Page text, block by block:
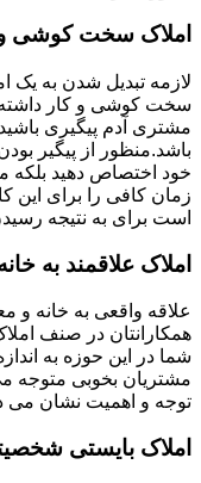
املاک سخت کوشی و
لازمه تبدیل شدن به یک
سخت کوشی و کار داشته
مشتری آدم پیگیری
باشد.منظور از پیگیر
خود اختصاص دهید بلکه
زمان کافی را برای این
است برای به نتیجه
املاک علاقمند به
علاقه واقعی به خانه و
همکارانتان در صنف
شما در این حوزه به
مشتریان بخوبی متوجه
توجه و اهمیت نشان می
املاک بایستی